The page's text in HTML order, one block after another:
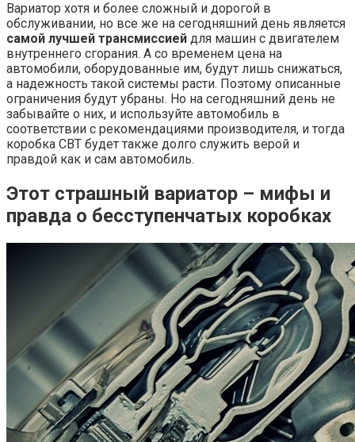
Вариатор хотя и более сложный и дорогой в
обслуживании, но все же на сегодняшний день является
самой лучшей трансмиссией для машин с двигателем
внутреннего сгорания. А со временем цена на
автомобили, оборудованные им, будут лишь снижаться,
а надежность такой системы расти. Поэтому описанные
ограничения будут убраны. Но на сегодняшний день не
забывайте о них, и используйте автомобиль в
соответствии с рекомендациями производителя, и тогда
коробка СВТ будет также долго служить верой и
правдой как и сам автомобиль.
Этот страшный вариатор – мифы и
правда о бесступенчатых коробках